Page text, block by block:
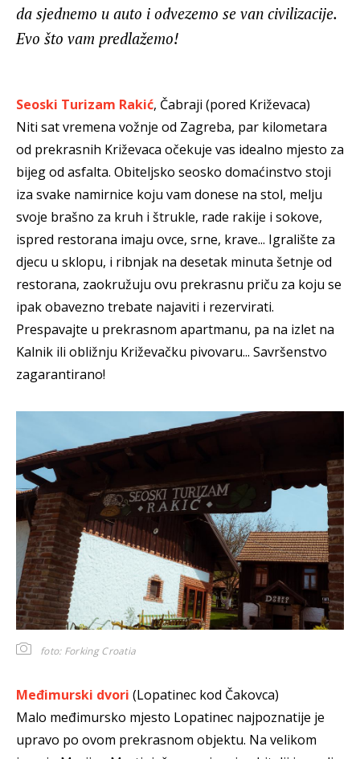
da sjednemo u auto i odvezemo se van civilizacije.
Evo što vam predlažemo!
Seoski Turizam Rakić, Čabraji (pored Križevaca)
Niti sat vremena vožnje od Zagreba, par kilometara
od prekrasnih Križevaca očekuje vas idealno mjesto za
bijeg od asfalta. Obiteljsko seosko domaćinstvo stoji
iza svake namirnice koju vam donese na stol, melju
svoje brašno za kruh i štrukle, rade rakije i sokove,
ispred restorana imaju ovce, srne, krave... Igralište za
djecu u sklopu, i ribnjak na desetak minuta šetnje od
restorana, zaokružuju ovu prekrasnu priču za koju se
ipak obavezno trebate najaviti i rezervirati.
Prespavajte u prekrasnom apartmanu, pa na izlet na
Kalnik ili obližnju Križevačku pivovaru... Savršenstvo
zagarantirano!
foto: Forking Croatia
Međimurski dvori (Lopatinec kod Čakovca)
Malo međimursko mjesto Lopatinec najpoznatije je
upravo po ovom prekrasnom objektu. Na velikom